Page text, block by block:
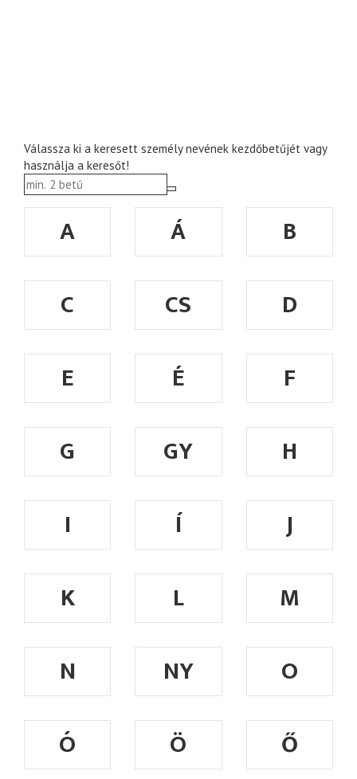
Válassza ki a keresett személy nevének kezdőbetűjét vagy
használja a keresőt!
A Á
B
C
CS
D
E
É
F
G
GY
H
I
Í
J
K
L
M
N
NY
O
Ó
Ö Ő